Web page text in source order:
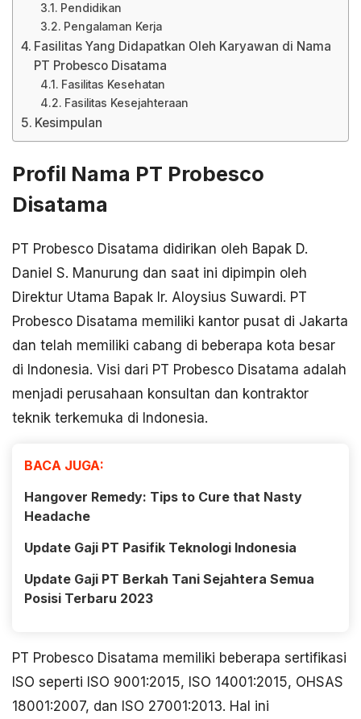
Pendidikan
Pengalaman Kerja
Fasilitas Yang Didapatkan Oleh Karyawan di Nama
PT Probesco Disatama
Fasilitas Kesehatan
Fasilitas Kesejahteraan
Kesimpulan
Profil Nama PT Probesco
Disatama
PT Probesco Disatama didirikan oleh Bapak D.
Daniel S. Manurung dan saat ini dipimpin oleh
Direktur Utama Bapak Ir. Aloysius Suwardi. PT
Probesco Disatama memiliki kantor pusat di Jakarta
dan telah memiliki cabang di beberapa kota besar
di Indonesia. Visi dari PT Probesco Disatama adalah
menjadi perusahaan konsultan dan kontraktor
teknik terkemuka di Indonesia.
BACA JUGA:
Hangover Remedy: Tips to Cure that Nasty
Headache
Update Gaji PT Pasifik Teknologi Indonesia
Update Gaji PT Berkah Tani Sejahtera Semua
Posisi Terbaru 2023
PT Probesco Disatama memiliki beberapa sertifikasi
ISO seperti ISO 9001:2015, ISO 14001:2015, OHSAS
18001:2007, dan ISO 27001:2013. Hal ini